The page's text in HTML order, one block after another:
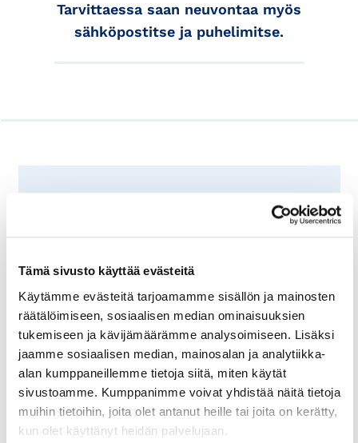
Tämä sivusto käyttää evästeitä
Käytämme evästeitä tarjoamamme sisällön ja mainosten
räätälöimiseen, sosiaalisen median ominaisuuksien
tukemiseen ja kävijämäärämme analysoimiseen. Lisäksi
jaamme sosiaalisen median, mainosalan ja analytiikka-
alan kumppaneillemme tietoja siitä, miten käytät
sivustoamme. Kumppanimme voivat yhdistää näitä tietoja
muihin tietoihin, joita olet antanut heille tai joita on kerätty,
kun olet käyttänyt heidän palvelujaan.
Tarvittaessa saan neuvontaa myös
sähköpostitse ja puhelimitse.
Myllymäen mielestä Ulkomaankaupan
teokset ovat yksi hallintaväline yrityksen
ajankohtaisen tietotaidon ylläpitämiseen.
Vastuualueet ja toimitusehdot eri
toimituksissa on tullut tarkastettua, ja
yrityksen toimintaa on kehitetty paljon
teosten avulla, sillä heillä ei ole vielä
erikseen palkattuna viennin ammattilaista.
Ulkomaankauppa & Maatieto -
paketti, KauppakamariTieto